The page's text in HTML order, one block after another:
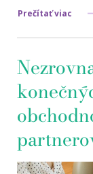
Prečítať viac